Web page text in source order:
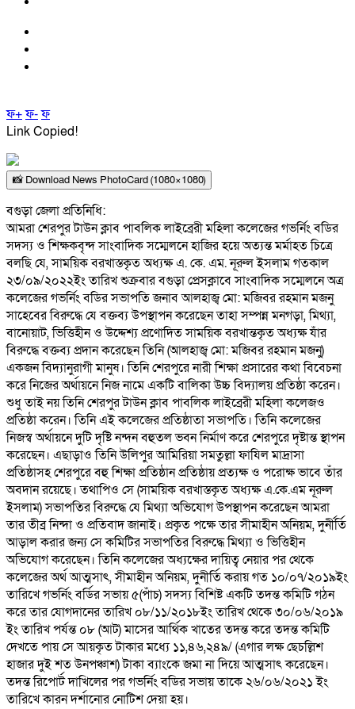
ফ+ফ-ফ
Link Copied!
📸 Download News PhotoCard (1080×1080)
বগুড়া জেলা প্রতিনিধি:
আমরা শেরপুর টাউন ক্লাব পাবলিক লাইব্রেরী মহিলা কলেজের গভর্নিং বডির
সদস্য ও শিক্ষকবৃন্দ সাংবাদিক সম্মেলনে হাজির হয়ে অত্যন্ত মর্মাহত চিত্রে
বলছি যে, সাময়িক বরখাস্তকৃত অধ্যক্ষ এ. কে. এম. নূরুল ইসলাম গতকাল
২৩/০৯/২০২২ইং তারিখ শুক্রবার বগুড়া প্রেসক্লাবে সাংবাদিক সম্মেলনে অত্র
কলেজের গভর্নিং বডির সভাপতি জনাব আলহাজ্ব মো: মজিবর রহমান মজনু
সাহেবের বিরুদ্ধে যে বক্তব্য উপস্থাপন করেছেন তাহা সম্পন্ন মনগড়া, মিথ্যা,
বানোয়াট, ভিত্তিহীন ও উদ্দেশ্য প্রণোদিত সাময়িক বরখান্তকৃত অধ্যক্ষ যাঁর
বিরুদ্ধে বক্তব্য প্রদান করেছেন তিনি (আলহাজ্ব মো: মজিবর রহমান মজনু)
একজন বিদ্যানুরাগী মানুষ। তিনি শেরপুরে নারী শিক্ষা প্রসারের কথা বিবেচনা
করে নিজের অর্থায়নে নিজ নামে একটি বালিকা উচ্চ বিদ্যালয় প্রতিষ্ঠা করেন।
শুধু তাই নয় তিনি শেরপুর টাউন ক্লাব পাবলিক লাইব্রেরী মহিলা কলেজও
প্রতিষ্ঠা করেন। তিনি এই কলেজের প্রতিষ্ঠাতা সভাপতি। তিনি কলেজের
নিজস্ব অর্থায়নে দুটি দৃষ্টি নন্দন বহুতল ভবন নির্মাণ করে শেরপুরে দৃষ্টান্ত স্থাপন
করেছেন। এছাড়াও তিনি উলিপুর আমিরিয়া সমতুল্লা ফাযিল মাদ্রাসা
প্রতিষ্ঠাসহ শেরপুরে বহু শিক্ষা প্রতিষ্ঠান প্রতিষ্ঠায় প্রত্যক্ষ ও পরোক্ষ ভাবে তাঁর
অবদান রয়েছে। তথাপিও সে (সাময়িক বরখাস্তকৃত অধ্যক্ষ এ.কে.এম নূরুল
ইসলাম) সভাপতির বিরুদ্ধে যে মিথ্যা অভিযোগ উপস্থাপন করেছেন আমরা
তার তীব্র নিন্দা ও প্রতিবাদ জানাই। প্রকৃত পক্ষে তার সীমাহীন অনিয়ম, দুর্নীর্তি
আড়াল করার জন্য সে কমিটির সভাপতির বিরুদ্ধে মিথ্যা ও ভিত্তিহীন
অভিযোগ করেছেন। তিনি কলেজের অধ্যক্ষের দায়িত্ব নেয়ার পর থেকে
কলেজের অর্থ আত্মসাৎ, সীমাহীন অনিয়ম, দুনীর্তি করায় গত ১০/০৭/২০১৯ইং
তারিখে গভর্নিং বর্ডির সভায় ৫(পাঁচ) সদস্য বিশিষ্ট একটি তদন্ত কমিটি গঠন
করে তার যোগদানের তারিখ ০৮/১১/২০১৮ইং তারিখ থেকে ৩০/০৬/২০১৯
ইং তারিখ পর্যন্ত ০৮ (আট) মাসের আর্থিক খাতের তদন্ত করে তদন্ত কমিটি
দেখতে পায় সে আয়কৃত টাকার মধ্যে ১১,৪৬,২৪৯/ (এগার লক্ষ ছেচল্লিশ
হাজার দুই শত উনপঞ্চাশ) টাকা ব্যাংকে জমা না দিয়ে আত্মসাৎ করেছেন।
তদন্ত রিপোর্ট দাখিলের পর গভর্নিং বডির সভায় তাকে ২৬/০৬/২০২১ ইং
তারিখে কারন দর্শানোর নোটিশ দেয়া হয়।